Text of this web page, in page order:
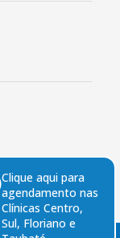
Clique aqui para
agendamento nas
Clínicas Centro,
Sul, Floriano e